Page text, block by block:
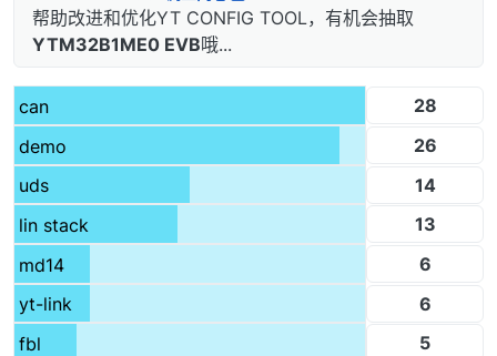
帮助改进和优化YT CONFIG TOOL，有机会抽取
YTM32B1ME0 EVB哦...
can
28
demo
26
uds
14
lin stack
13
md14
6
yt-link
6
fbl
5